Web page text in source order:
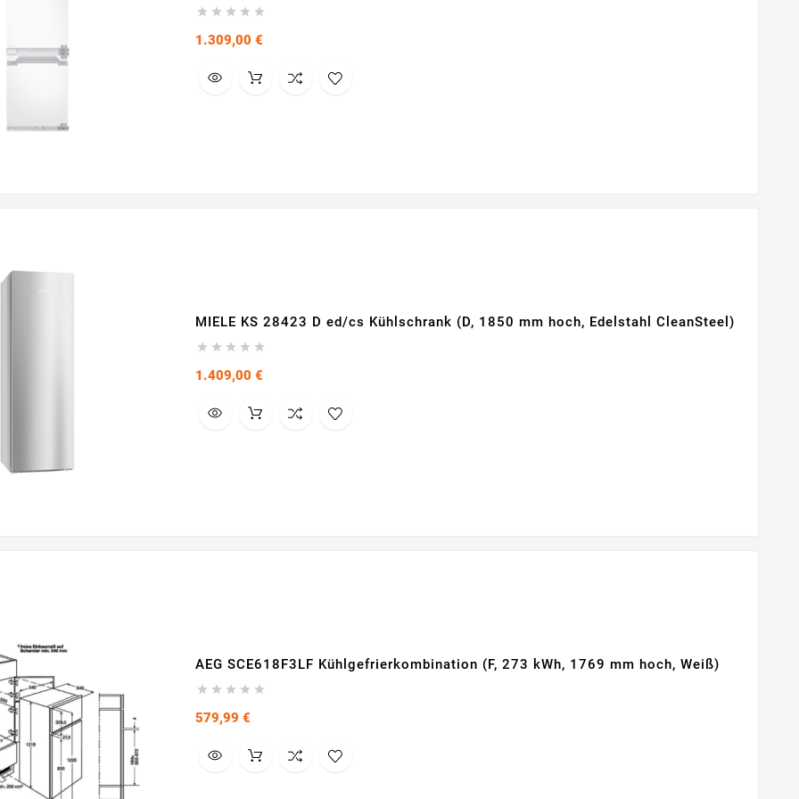
    
1.309,00 €Preis
MIELE KS 28423 D ed/cs Kühlschrank (D, 1850 mm hoch, Edelstahl CleanSteel)
    
1.409,00 €Preis
AEG SCE618F3LF Kühlgefrierkombination (F, 273 kWh, 1769 mm hoch, Weiß)
    
579,99 €Preis